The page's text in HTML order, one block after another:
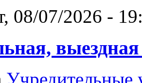
08/07/2026 -